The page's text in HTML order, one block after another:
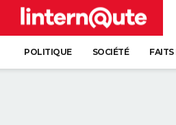
POLITIQUE SOCIÉTÉ FAITS